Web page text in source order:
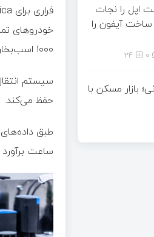
۱۰۰۰ اسب‌بخار می‌رسد.
حفظ می‌کند.
ساعت
اپل را نجات
آیفون را
24
بازار مسکن با